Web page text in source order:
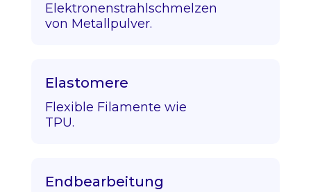
Elektronenstrahlschmelzen
von Metallpulver.
Elastomere
Flexible Filamente wie
TPU.
Endbearbeitung